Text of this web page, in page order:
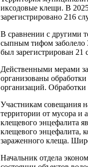
иксодовые клещи. В
зарегистрировано 216
В сравнении с другими
сыпным тифом заболело
был зарегистрирован 21
Действенными мерами
организованы
организаций. Обработки
Участникам совещания
территории от мусора и
клещевого энцефалита
клещевого энцефалита,
зараженного клеща.
Начальник отдела